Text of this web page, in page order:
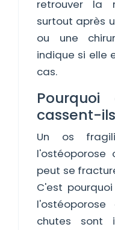
retrouver la
surtout après
ou une
indique si elle
cas.
cassent-
Un os
l'ostéoporose
peut se
C'est
chutes sont